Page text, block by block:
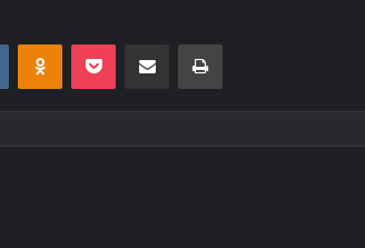
VKontakteOdnoklassniki
Pocket E-Posta ile paylaş Yazdır